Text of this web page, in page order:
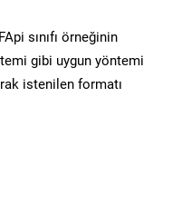
sınıfı örneğinin
gibi uygun yöntemi
istenilen formatı